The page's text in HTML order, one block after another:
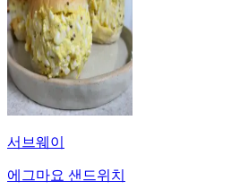
서브웨이
에그마요 샌드위치